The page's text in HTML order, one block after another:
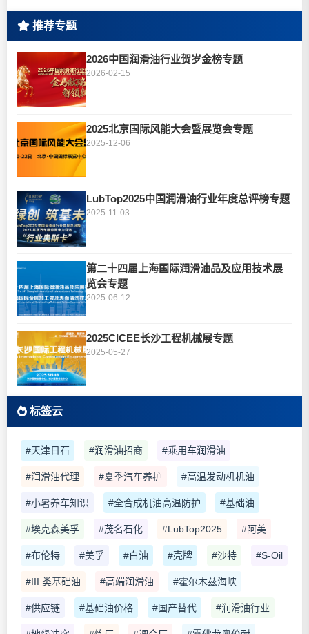
推荐专题
2026中国润滑油行业贺岁金榜专题
2026-02-15
2025北京国际风能大会暨展览会专题
2025-12-06
LubTop2025中国润滑油行业年度总评榜专题
2025-11-03
第二十四届上海国际润滑油品及应用技术展
览会专题
2025-06-12
2025CICEE长沙工程机械展专题
2025-05-27
标签云
#天津日石 #润滑油招商 #乘用车润滑油
#润滑油代理 #夏季汽车养护 #高温发动机机油
#小暑养车知识 #全合成机油高温防护 #基础油
#埃克森美孚 #茂名石化 #LubTop2025 #阿美
#布伦特 #美孚 #白油 #壳牌 #沙特 #S-Oil
#III 类基础油 #高端润滑油 #霍尔木兹海峡
#供应链 #基础油价格 #国产替代 #润滑油行业